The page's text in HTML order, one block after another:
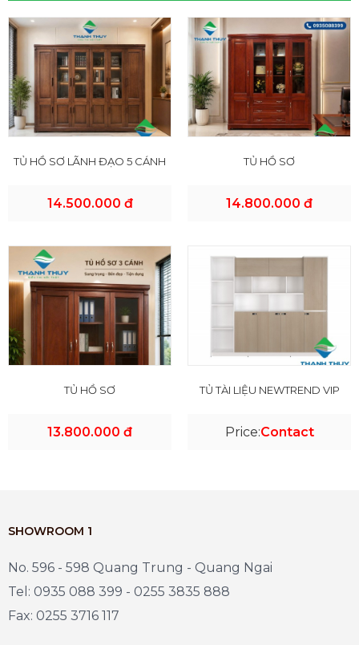
TỦ HỒ SƠ LÃNH ĐẠO 5 CÁNH
14.500.000 đ
TỦ HỒ SƠ
14.800.000 đ
TỦ HỒ SƠ
13.800.000 đ
TỦ TÀI LIỆU NEWTREND VIP
Price:Contact
SHOWROOM 1
No. 596 - 598 Quang Trung - Quang Ngai
Tel: 0935 088 399 - 0255 3835 888
Fax: 0255 3716 117